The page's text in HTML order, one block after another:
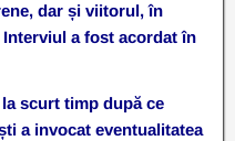
dar și viitorul, în
a fost acordat în
scurt timp după ce
a invocat eventualitatea